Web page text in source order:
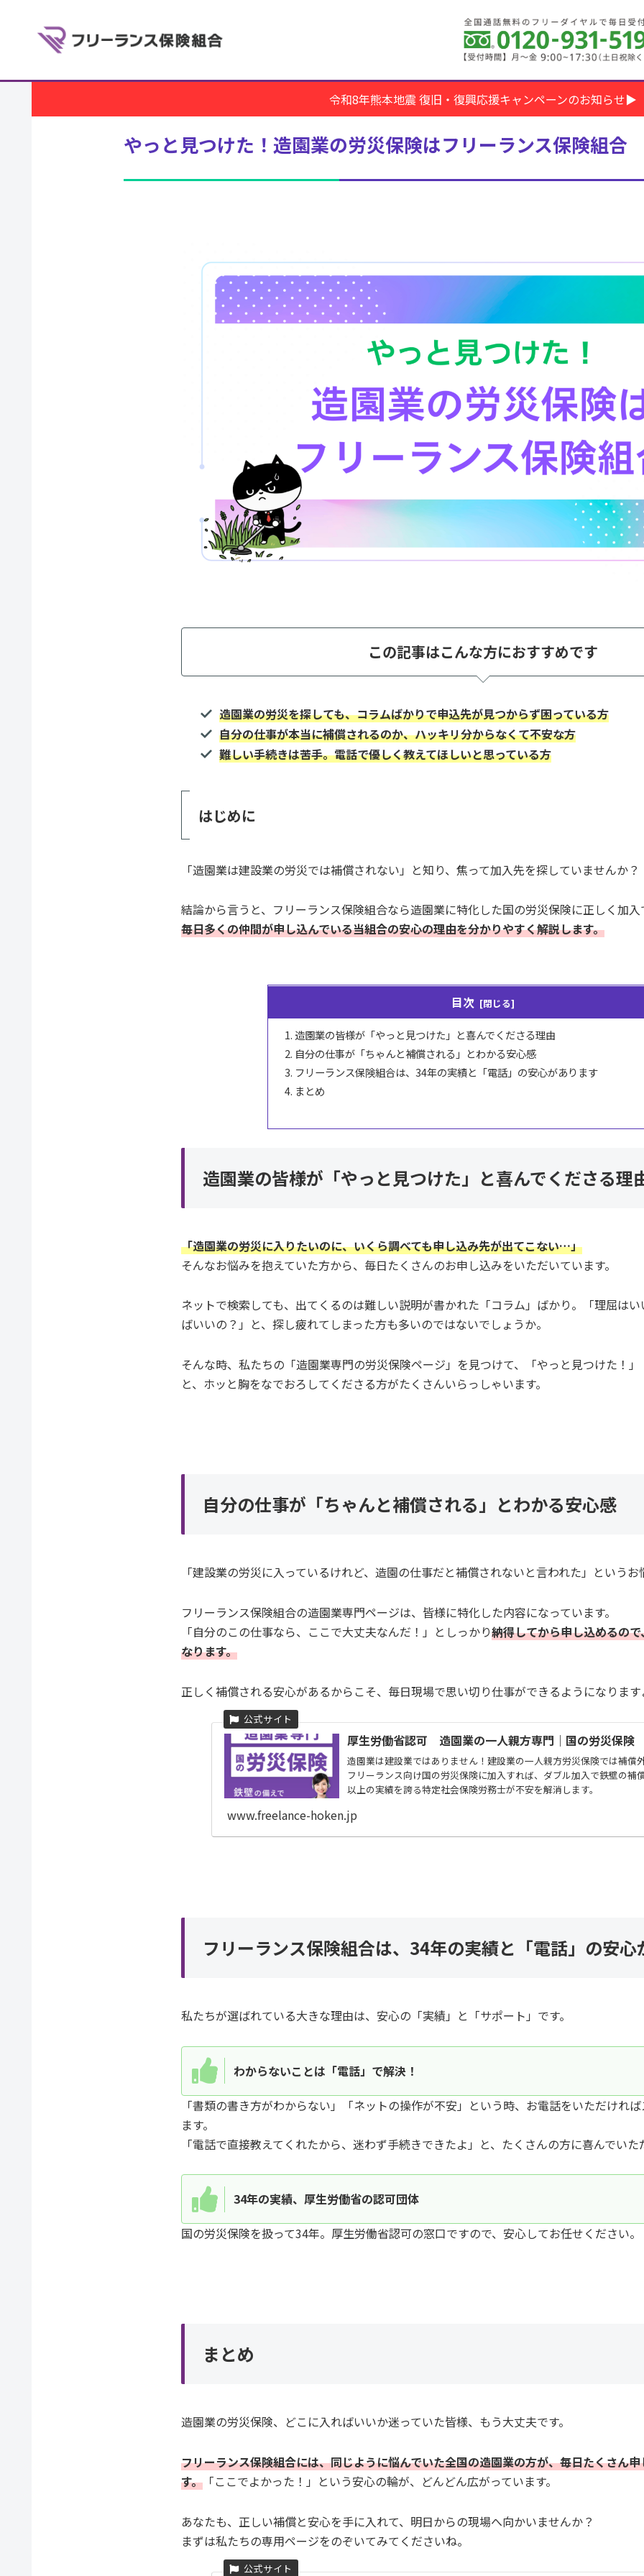
令和8年熊本地震 復旧・復興応援キャンペーンのお知らせ▶
やっと見つけた！造園業の労災保険はフリーランス保険組合
この記事はこんな方におすすめです
造園業の労災を探しても、コラムばかりで申込先が見つからず困っている方
自分の仕事が本当に補償されるのか、ハッキリ分からなくて不安な方
難しい手続きは苦手。電話で優しく教えてほしいと思っている方
はじめに
「造園業は建設業の労災では補償されない」と知り、焦って加入先を探していませんか？
結論から言うと、フリーランス保険組合なら造園業に特化した国の労災保険に正しく加入
毎日多くの仲間が申し込んでいる当組合の安心の理由を分かりやすく解説します。
目次
造園業の皆様が「やっと見つけた」と喜んでくださる理由
自分の仕事が「ちゃんと補償される」とわかる安心感
フリーランス保険組合は、34年の実績と「電話」の安心があります
まとめ
造園業の皆様が「やっと見つけた」と喜んでくださる理
「造園業の労災に入りたいのに、いくら調べても申し込み先が出てこない…」
そんなお悩みを抱えていた方から、毎日たくさんのお申し込みをいただいています。
ネットで検索しても、出てくるのは難しい説明が書かれた「コラム」ばかり。「理屈は
ばいいの？」と、探し疲れてしまった方も多いのではないでしょうか。
そんな時、私たちの「造園業専門の労災保険ページ」を見つけて、「やっと見つけた！
と、ホッと胸をなでおろしてくださる方がたくさんいらっしゃいます。
自分の仕事が「ちゃんと補償される」とわかる安心感
「建設業の労災に入っているけれど、造園の仕事だと補償されないと言われた」という
フリーランス保険組合の造園業専門ページは、皆様に特化した内容になっています。
「自分のこの仕事なら、ここで大丈夫なんだ！」としっかり納得してから申し込めるの
なります。
正しく補償される安心があるからこそ、毎日現場で思い切り仕事ができるようになりま
厚生労働省認可 造園業の一人親方専門｜国の労災保険
造園業は建設業ではありません！建設業の一人親方労災保険では補償
フリーランス向け国の労災保険に加入すれば、ダブル加入で鉄壁の補
以上の実績を誇る特定社会保険労務士が不安を解消します。
www.freelance-hoken.jp
フリーランス保険組合は、34年の実績と「電話」の安心
私たちが選ばれている大きな理由は、安心の「実績」と「サポート」です。
わからないことは「電話」で解決！
「書類の書き方がわからない」「ネットの操作が不安」という時、お電話をいただけれ
ます。
「電話で直接教えてくれたから、迷わず手続きできたよ」と、たくさんの方に喜んでい
34年の実績、厚生労働省の認可団体
国の労災保険を扱って34年。厚生労働省認可の窓口ですので、安心してお任せください。
まとめ
造園業の労災保険、どこに入ればいいか迷っていた皆様、もう大丈夫です。
フリーランス保険組合には、同じように悩んでいた全国の造園業の方が、毎日たくさん
す。 「ここでよかった！」という安心の輪が、どんどん広がっています。
あなたも、正しい補償と安心を手に入れて、明日からの現場へ向かいませんか？
まずは私たちの専用ページをのぞいてみてくださいね。